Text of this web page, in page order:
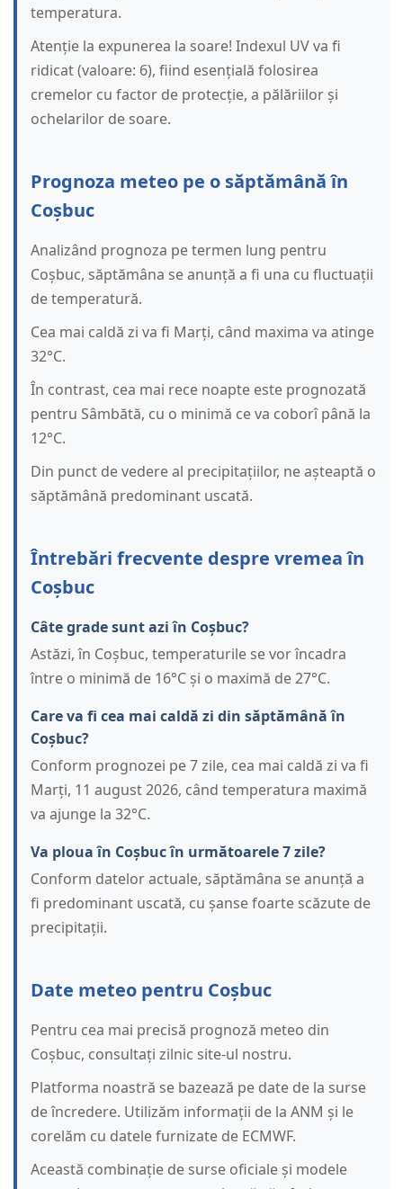
temperatura.
Atenție la expunerea la soare! Indexul UV va fi
ridicat (valoare: 6), fiind esențială folosirea
cremelor cu factor de protecție, a pălăriilor și
ochelarilor de soare.
Prognoza meteo pe o săptămână în
Coșbuc
Analizând prognoza pe termen lung pentru
Coșbuc, săptămâna se anunță a fi una cu fluctuații
de temperatură.
Cea mai caldă zi va fi Marți, când maxima va atinge
32°C.
În contrast, cea mai rece noapte este prognozată
pentru Sâmbătă, cu o minimă ce va coborî până la
12°C.
Din punct de vedere al precipitațiilor, ne așteaptă o
săptămână predominant uscată.
Întrebări frecvente despre vremea în
Coșbuc
Câte grade sunt azi în Coșbuc?
Astăzi, în Coșbuc, temperaturile se vor încadra
între o minimă de 16°C și o maximă de 27°C.
Care va fi cea mai caldă zi din săptămână în
Coșbuc?
Conform prognozei pe 7 zile, cea mai caldă zi va fi
Marți, 11 august 2026, când temperatura maximă
va ajunge la 32°C.
Va ploua în Coșbuc în următoarele 7 zile?
Conform datelor actuale, săptămâna se anunță a
fi predominant uscată, cu șanse foarte scăzute de
precipitații.
Date meteo pentru Coșbuc
Pentru cea mai precisă prognoză meteo din
Coșbuc, consultați zilnic site-ul nostru.
Platforma noastră se bazează pe date de la surse
de încredere. Utilizăm informații de la ANM și le
corelăm cu datele furnizate de ECMWF.
Această combinație de surse oficiale și modele